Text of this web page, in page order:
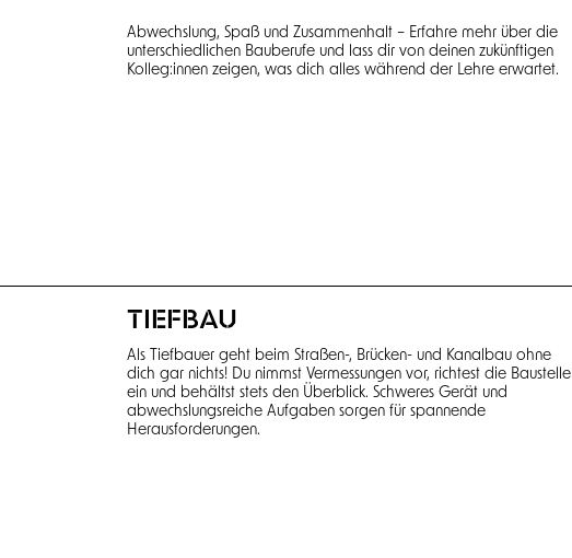
Abwechslung, Spaß und Zusammenhalt – Erfahre mehr über die
unterschiedlichen Bauberufe und lass dir von deinen zukünftigen
Kolleg:innen zeigen, was dich alles während der Lehre erwartet.
Als Tiefbauer geht beim Straßen-, Brücken- und Kanalbau ohne
dich gar nichts! Du nimmst Vermessungen vor, richtest die Baustelle
ein und behältst stets den Überblick. Schweres Gerät und
abwechslungsreiche Aufgaben sorgen für spannende
Herausforderungen.